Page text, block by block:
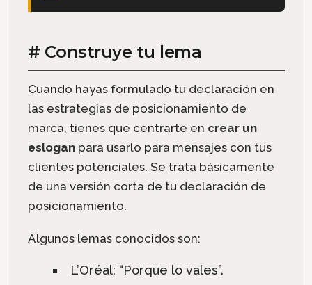
# Construye tu lema
Cuando hayas formulado tu declaración en
las estrategias de posicionamiento de
marca, tienes que centrarte en crear un
eslogan para usarlo para mensajes con tus
clientes potenciales. Se trata básicamente
de una versión corta de tu declaración de
posicionamiento.
Algunos lemas conocidos son:
L’Oréal: “Porque lo vales”.